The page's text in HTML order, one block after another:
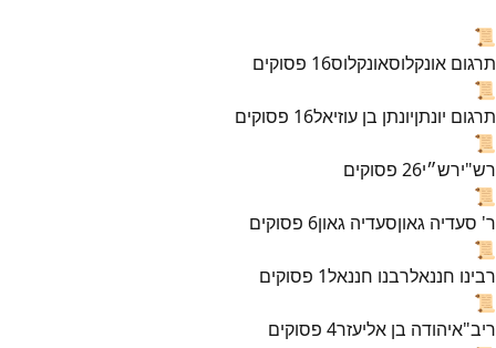
📜
תרגום אונקלוסאונקלוס16 פסוקים
📜
תרגום יונתןיונתן בן עוזיאל16 פסוקים
📜
רש"ירש״י26 פסוקים
📜
ר' סעדיה גאוןסעדיה גאון6 פסוקים
📜
רבינו חננאלרבנו חננאל1 פסוקים
📜
ריב"איהודה בן אליעזר4 פסוקים